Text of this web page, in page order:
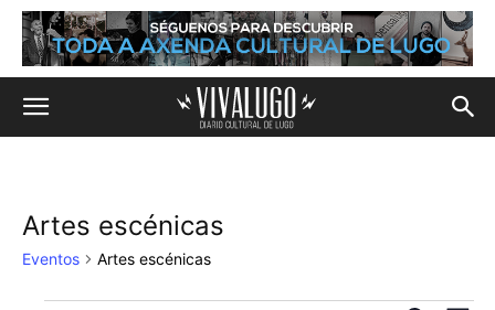
Artes escénicas
Eventos Artes escénicas